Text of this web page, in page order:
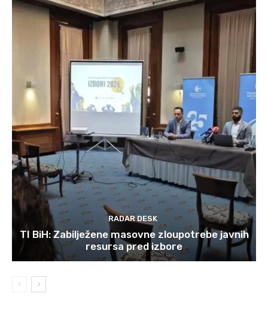
RADAR DESK
TI BiH: Zabilježene masovne zloupotrebe javnih
resursa pred izbore